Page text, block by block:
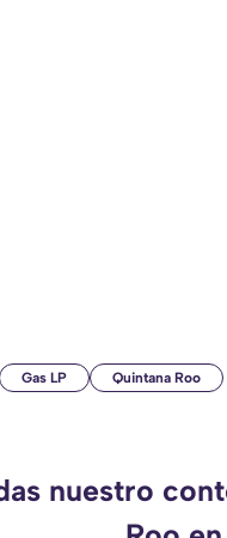
Gas LP Quintana Roo
nuestro